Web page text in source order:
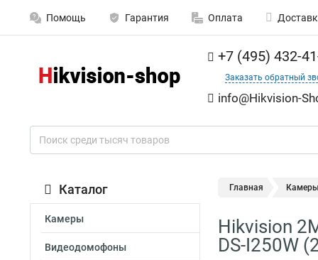
Помощь Гарантия Оплата
+7 (495) 432-
Заказать обратный
info@Hikvision-
Каталог
Камеры
Видеодомофоны
Главная Камеры
Hikvision
DS-I250W